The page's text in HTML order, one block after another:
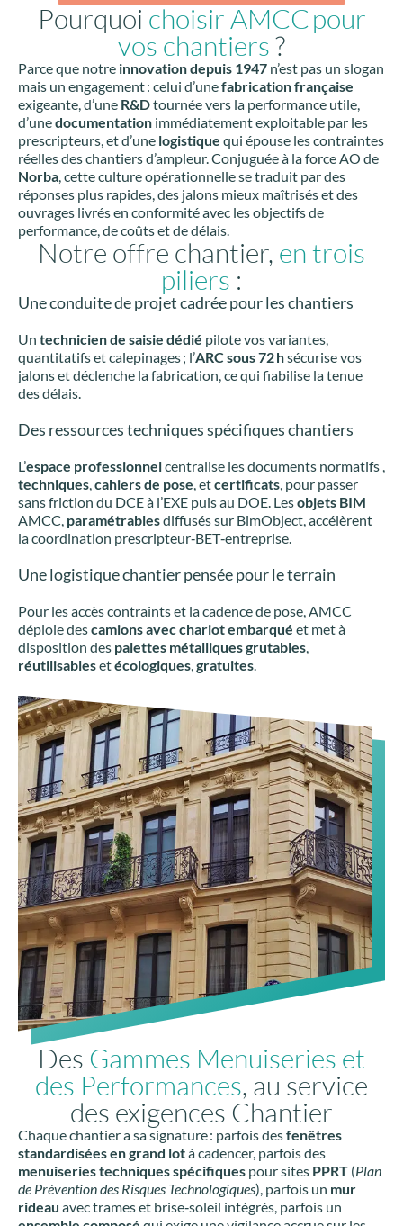
Pourquoi choisir AMCC pour
vos chantiers?
Parce que notre innovation depuis 1947 n’est pas un slogan
mais un engagement : celui d’unefabrication française
exigeante, d’une R&Dtournée vers la performance utile,
d’unedocumentation immédiatement exploitable par les
prescripteurs, et d’une logistique qui épouse les contraintes
réelles des chantiers d’ampleur. Conjuguée à la force AO de
Norba , cette culture opérationnelle se traduit par des
réponses plus rapides, des jalons mieux maîtrisés et des
ouvrages livrés en conformité avec les objectifs de
performance, de coûts et de délais.
Notre offre chantier, en trois
piliers :
Une conduite de projet cadrée pour les chantiers
Un technicien de saisie dédié pilote vos variantes,
quantitatifs et calepinages ; l’ARC sous 72 hsécurise vos
jalons et déclenche la fabrication, ce qui fiabilise la tenue
des délais.
Des ressources techniques spécifiques chantiers
L’espace professionnelcentralise les documents normatifs ,
techniques cahiers de pose , etcertificats , pour passer
sans friction du DCE à l’EXE puis au DOE. Lesobjets BIM
AMCC, paramétrablesdiffusés sur BimObject, accélèrent
la coordination prescripteur‑BET‑entreprise.
Une logistique chantier pensée pour le terrain
Pour les accès contraints et la cadence de pose, AMCC
déploie descamions avec chariot embarqué et met à
disposition des palettes métalliques grutables
réutilisablesetécologiques gratuites
Des Gammes Menuiseries et
des Performances, au service
des exigences Chantier
Chaque chantier a sa signature : parfois desfenêtres
standardisées en grand lotà cadencer, parfois des
menuiseries techniques spécifiques pour sites PPRT (Plan
de Prévention des Risques Technologiques), parfois un mur
rideau avec trames et brise‑soleil intégrés, parfois un